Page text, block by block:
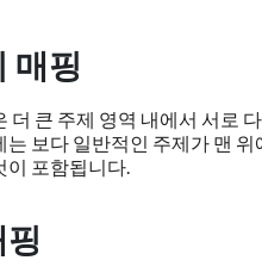
매핑
더 큰 주제 영역 내에서 서로
는 보다 일반적인 주제가 맨
이 포함됩니다.